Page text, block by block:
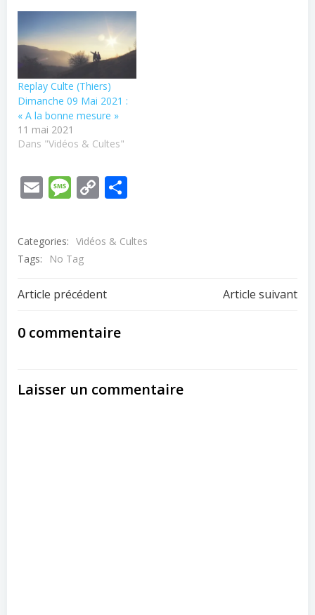
Replay Culte (Thiers)
Dimanche 09 Mai 2021 :
« A la bonne mesure »
11 mai 2021
Dans "Vidéos & Cultes"
EmailMessage
Copy
Link
Categories: Vidéos & Cultes
Tags:
No Tag
Post
navigation
Article précédent Article suivant
0 commentaire
Laisser un commentaire